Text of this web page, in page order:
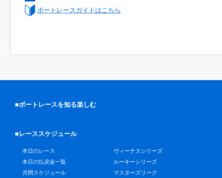
ボートレースガイドはこちら
■ボートレースを知る楽しむ
■レーススケジュール
本日のレース
本日の払戻金一覧
月間スケジュール
ヴィーナスシリーズ
ルーキーシリーズ
マスターズリーグ